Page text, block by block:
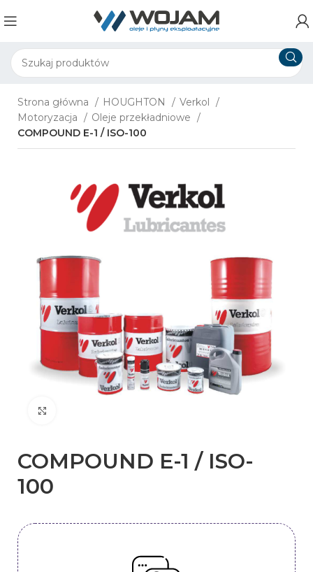
Strona główna HOUGHTON
Verkol
Motoryzacja
Oleje przekładniowe
COMPOUND E-1 / ISO-100
COMPOUND E-1 / ISO-
100